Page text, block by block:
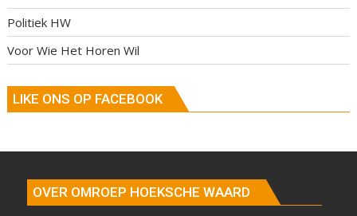
Politiek HW
Voor Wie Het Horen Wil
LIKE ONS OP FACEBOOK
OVER OMROEP HOEKSCHE WAARD